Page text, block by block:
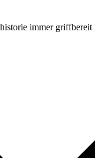
immer griffbereit